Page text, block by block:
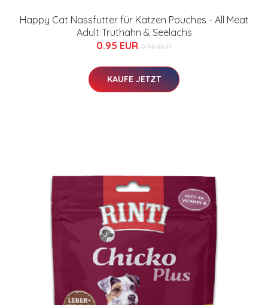
Happy Cat Nassfutter für Katzen Pouches - All Meat
Adult Truthahn & Seelachs
0.95 EUR 0.98 EUR
KAUFE JETZT